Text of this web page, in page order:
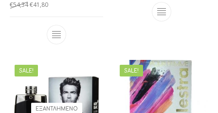
€54,34€41,80
SALE!
ΕΞΑΝΤΛΗΜΈΝΟ
SALE!